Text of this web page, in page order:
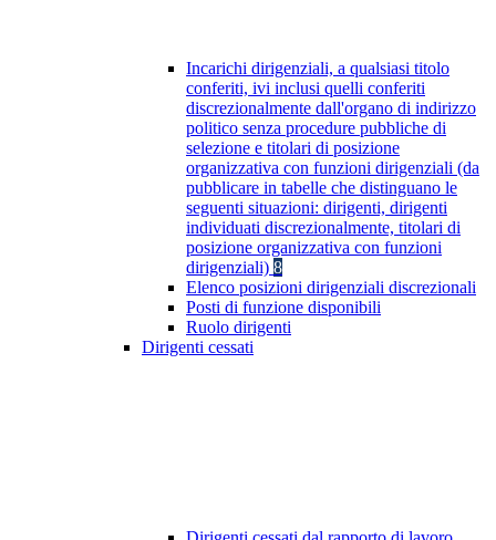
Incarichi dirigenziali, a qualsiasi titolo
conferiti, ivi inclusi quelli conferiti
discrezionalmente dall'organo di indirizzo
politico senza procedure pubbliche di
selezione e titolari di posizione
organizzativa con funzioni dirigenziali (da
pubblicare in tabelle che distinguano le
seguenti situazioni: dirigenti, dirigenti
individuati discrezionalmente, titolari di
posizione organizzativa con funzioni
dirigenziali) 8
Elenco posizioni dirigenziali discrezionali
Posti di funzione disponibili
Ruolo dirigenti
Dirigenti cessati